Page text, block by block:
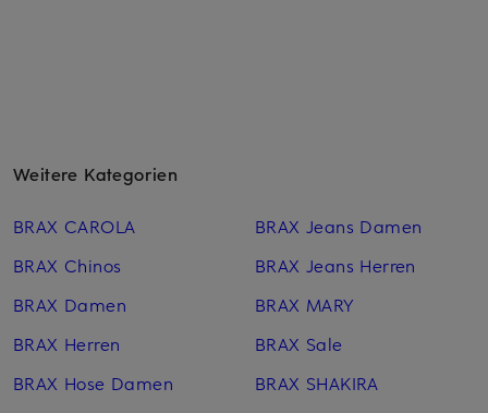
Weitere Kategorien
BRAX CAROLA
BRAX Chinos
BRAX Damen
BRAX Herren
BRAX Hose Damen
BRAX Jeans Damen
BRAX Jeans Herren
BRAX MARY
BRAX Sale
BRAX SHAKIRA